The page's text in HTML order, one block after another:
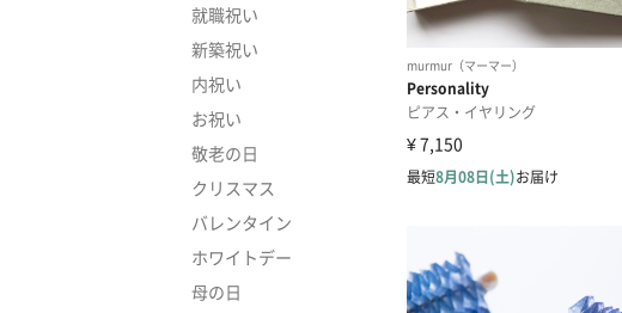
就職祝い
新築祝い
内祝い
お祝い
敬老の日
クリスマス
バレンタイン
ホワイトデー
母の日